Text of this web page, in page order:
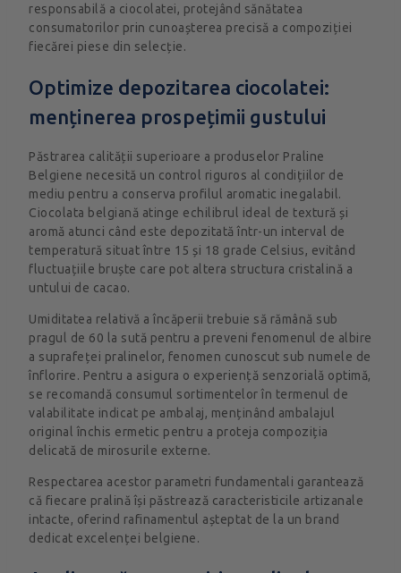
responsabilă a ciocolatei, protejând sănătatea
consumatorilor prin cunoașterea precisă a compoziției
fiecărei piese din selecție.
Optimize depozitarea ciocolatei:
menținerea prospețimii gustului
Păstrarea calității superioare a produselor Praline
Belgiene necesită un control riguros al condițiilor de
mediu pentru a conserva profilul aromatic inegalabil.
Ciocolata belgiană atinge echilibrul ideal de textură și
aromă atunci când este depozitată într-un interval de
temperatură situat între 15 și 18 grade Celsius, evitând
fluctuațiile bruște care pot altera structura cristalină a
untului de cacao.
Umiditatea relativă a încăperii trebuie să rămână sub
pragul de 60 la sută pentru a preveni fenomenul de albire
a suprafeței pralinelor, fenomen cunoscut sub numele de
înflorire. Pentru a asigura o experiență senzorială optimă,
se recomandă consumul sortimentelor în termenul de
valabilitate indicat pe ambalaj, menținând ambalajul
original închis ermetic pentru a proteja compoziția
delicată de mirosurile externe.
Respectarea acestor parametri fundamentali garantează
că fiecare pralină își păstrează caracteristicile artizanale
intacte, oferind rafinamentul așteptat de la un brand
dedicat excelenței belgiene.